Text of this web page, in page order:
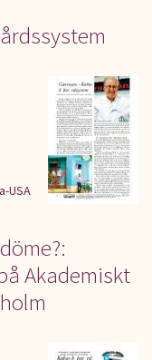
USA
Akademiskt